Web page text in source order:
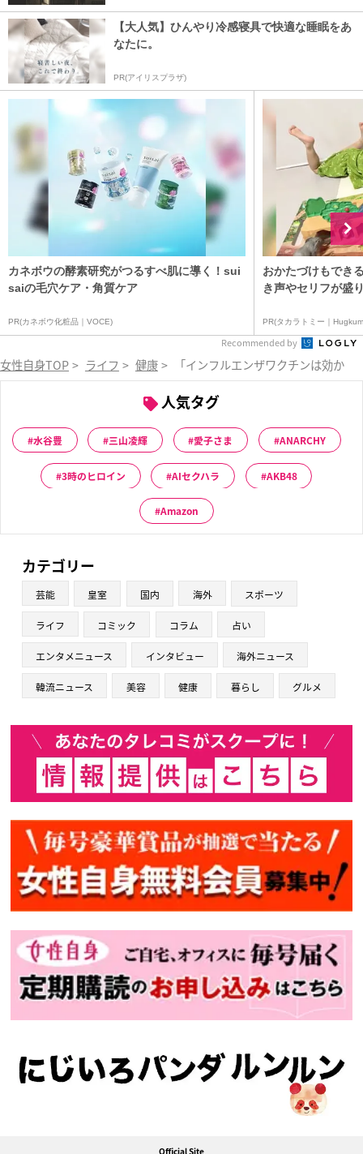
【大人気】ひんやり冷感寝具で快適な睡眠をあ
なたに。
PR(アイリスプラザ)
カネボウの酵素研究がつるすべ肌に導く！sui
saiの毛穴ケア・角質ケア
PR(カネボウ化粧品｜VOCE)
おかたづけもでき
き声やセリフが盛
PR(タカラトミー｜
Recommended by
女性自身TOP > ライフ > 健康 > 「インフルエンザワクチンは効か
人気タグ
水谷豊 三山凌輝 愛子さま ANARCHY
3時のヒロイン AIセクハラ AKB48
Amazon
カテゴリー
芸能 皇室 国内 海外 スポーツ
ライフ コミック コラム 占い
エンタメニュース インタビュー 海外ニュース
韓流ニュース 美容 健康 暮らし グルメ
Official Site